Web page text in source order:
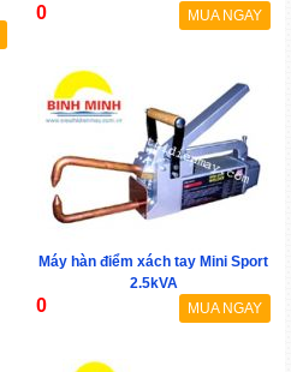
0 MUA NGAY
Máy hàn điểm xách tay Mini Sport
2.5kVA
0 MUA NGAY